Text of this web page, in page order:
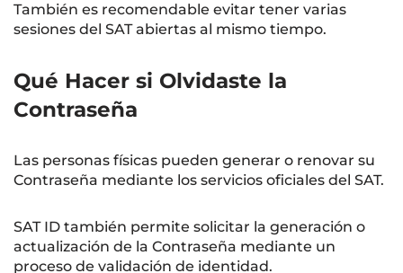
También es recomendable evitar tener varias
sesiones del SAT abiertas al mismo tiempo.
Qué Hacer si Olvidaste la
Contraseña
Las personas físicas pueden generar o renovar su
Contraseña mediante los servicios oficiales del SAT.
SAT ID también permite solicitar la generación o
actualización de la Contraseña mediante un
proceso de validación de identidad.